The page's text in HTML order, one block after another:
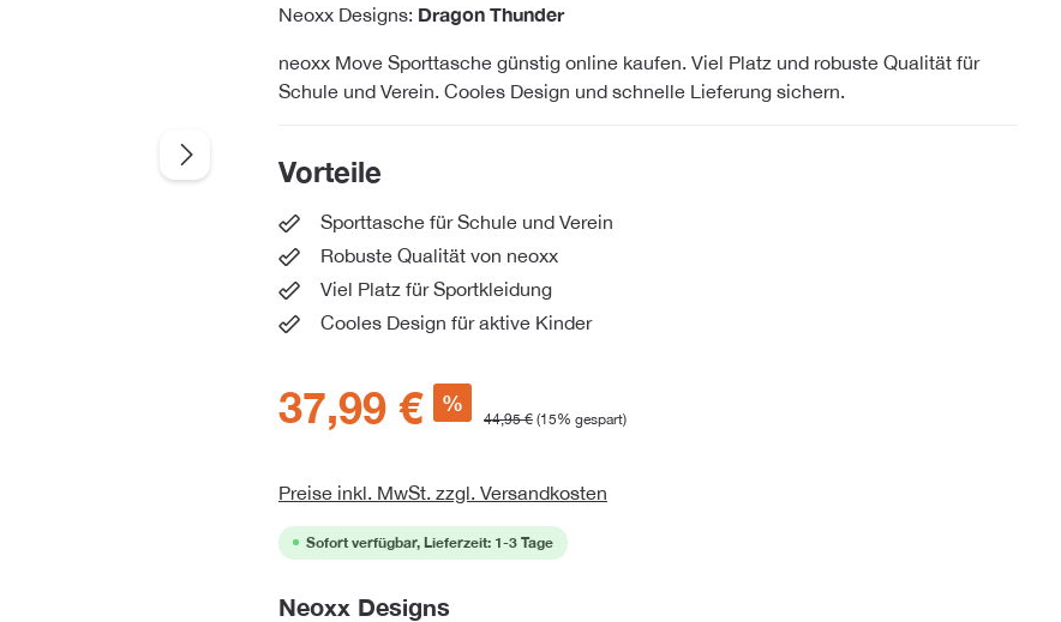
Neoxx Designs: Dragon Thunder
neoxx Move Sporttasche günstig online kaufen. Viel Platz und robuste Qualität für
Schule und Verein. Cooles Design und schnelle Lieferung sichern.
Vorteile
Sporttasche für Schule und Verein
Robuste Qualität von neoxx
Viel Platz für Sportkleidung
Cooles Design für aktive Kinder
37,99 € %
44,95 € (15% gespart)
Preise inkl. MwSt. zzgl. Versandkosten
Sofort verfügbar, Lieferzeit: 1-3 Tage
Neoxx Designsauswählen